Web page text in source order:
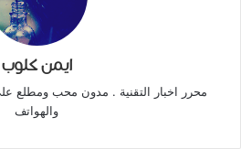
ايمن كلوب
محرر اخبار التقنية . مدون محب ومطلع
والهواتف